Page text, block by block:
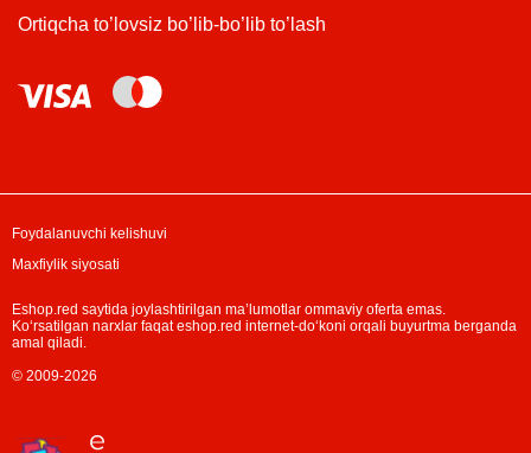
Ortiqcha to’lovsiz bo’lib-bo’lib to’lash
Foydalanuvchi kelishuvi
Maxfiylik siyosati
Eshop.red saytida joylashtirilgan ma’lumotlar ommaviy oferta emas.
Ko‘rsatilgan narxlar faqat eshop.red internet-do‘koni orqali buyurtma berganda
amal qiladi.
© 2009-2026